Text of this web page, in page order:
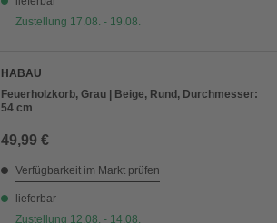
Zustellung 17.08. - 19.08.
HABAU
Feuerholzkorb, Grau | Beige, Rund, Durchmesser:
54 cm
49,99 €
Verfügbarkeit im Markt prüfen
lieferbar
Zustellung 12.08. - 14.08.